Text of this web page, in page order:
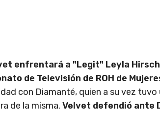
enfrentará a "Legit" Leyla Hirsch
de Televisión de ROH de
con Diamanté, quien a su vez tuvo
de la misma. Velvet defendió ante